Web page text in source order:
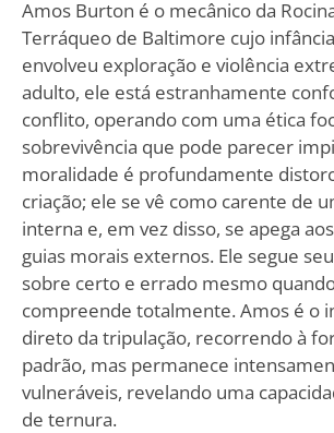
Amos Burton é o mecânico da
Terráqueo de Baltimore cujo
envolveu exploração e violência
adulto, ele está estranhamente
conflito, operando com uma ética
sobrevivência que pode parecer
moralidade é profundamente
criação; ele se vê como carente de
interna e, em vez disso, se apega
guias morais externos. Ele segue
sobre certo e errado mesmo
compreende totalmente. Amos é o
direto da tripulação, recorrendo à
padrão, mas permanece
vulneráveis, revelando uma
de ternura.